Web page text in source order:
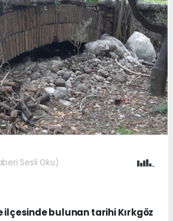
Sesli Oku)
ilçesinde bulunan tarihi Kırkgöz